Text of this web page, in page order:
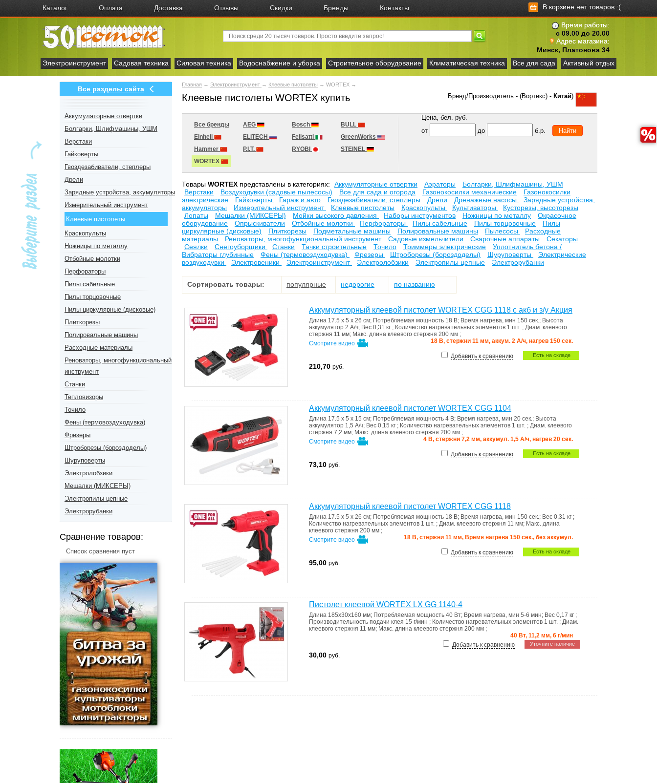
Каталог Оплата Доставка Отзывы Скидки Бренды Контакты В корзине нет товаров :(
Время работы:
с 09.00 до 20.00
Адрес магазина:
Минск, Платонова 34
Электроинструмент
Садовая техника Силовая техника Водоснабжение и уборка Строительное оборудование Климатическая техника Все для сада Активный отдых
Все разделы сайта
Аккумуляторные отвертки
Болгарки, Шлифмашины, УШМ
Верстаки
Гайковерты
Гвоздезабиватели, степлеры
Дрели
Зарядные устройства, аккумуляторы
Измерительный инструмент
Клеевые пистолеты
Краскопульты
Ножницы по металлу
Отбойные молотки
Перфораторы
Пилы сабельные
Пилы торцовочные
Пилы циркулярные (дисковые)
Плиткорезы
Полировальные машины
Расходные материалы
Реноваторы, многофункциональный
инструмент
Станки
Тепловизоры
Точило
Фены (термовоздуходувка)
Фрезеры
Штроборезы (бороздоделы)
Шуруповерты
Электролобзики
Мешалки (МИКСЕРЫ)
Электропилы цепные
Электрорубанки
Сравнение товаров:
Список сравнения пуст
Главная → Электроинструмент → Клеевые пистолеты → WORTEX →
Клеевые пистолеты WORTEX купить Бренд/Производитель - (Вортекс) - Китай)
Все бренды AEG Bosch
BULL
Einhell
ELITECH Felisatti
GreenWorks
Hammer
P.I.T. RYOBI
STEINEL
WORTEX
Цена, бел. руб.
от
до б.р.
Товары WORTEX представлены в категориях: Аккумуляторные отвертки Аэраторы
Болгарки, Шлифмашины, УШМ
Верстаки
Воздуходувки (садовые пылесосы) Все для сада и огорода Газонокосилки механические
Газонокосилки
электрические
Гайковерты Гараж и авто Гвоздезабиватели, степлеры Дрели Дренажные насосы
Зарядные устройства,
аккумуляторы
Измерительный инструмент Клеевые пистолеты Краскопульты Культиваторы
Кусторезы, высоторезы
Лопаты
Мешалки (МИКСЕРЫ) Мойки высокого давления Наборы инструментов Ножницы по металлу
Окрасочное
оборудование
Опрыскиватели Отбойные молотки Перфораторы Пилы сабельные Пилы торцовочные
Пилы
циркулярные (дисковые)
Плиткорезы Подметальные машины Полировальные машины Пылесосы
Расходные
материалы
Реноваторы, многофункциональный инструмент Садовые измельчители Сварочные аппараты
Секаторы
Сеялки
Снегоуборщики Станки Тачки строительные Точило Триммеры электрические
Уплотнитель бетона /
Вибраторы глубинные
Фены (термовоздуходувка) Фрезеры Штроборезы (бороздоделы) Шуруповерты
Электрические
воздуходувки
Электровеники Электроинструмент Электролобзики Электропилы цепные Электрорубанки
Сортировать товары: популярные недорогие по названию
Аккумуляторный клеевой пистолет WORTEX CGG 1118 с акб и з/у Акция
Длина 17.5 x 5 x 26 см; Потребляемая мощность 18 В; Время нагрева, мин 150 сек.; Высота
аккумулятор 2 А/ч; Вес 0,31 кг ; Количество нагревательных элементов 1 шт. ; Диам. клеевого
стержня 11 мм; Макс. длина клеевого стержня 200 мм ;
18 В, стержни 11 мм, аккум. 2 А/ч, нагрев 150 сек.
Смотрите видео
Есть на складе
Добавить к сравнению
210,70 руб.
Аккумуляторный клеевой пистолет WORTEX CGG 1104
Длина 17.5 x 5 x 15 см; Потребляемая мощность 4 В; Время нагрева, мин 20 сек.; Высота
аккумулятор 1,5 А/ч; Вес 0,15 кг ; Количество нагревательных элементов 1 шт. ; Диам. клеевого
стержня 7,2 мм; Макс. длина клеевого стержня 200 мм ;
4 В, стержни 7,2 мм, аккумул. 1,5 А/ч, нагрев 20 сек.
Смотрите видео
Есть на складе
Добавить к сравнению
73,10 руб.
Аккумуляторный клеевой пистолет WORTEX CGG 1118
Длина 17.5 x 5 x 26 см; Потребляемая мощность 18 В; Время нагрева, мин 150 сек.; Вес 0,31 кг ;
Количество нагревательных элементов 1 шт. ; Диам. клеевого стержня 11 мм; Макс. длина
клеевого стержня 200 мм ;
18 В, стержни 11 мм, Время нагрева 150 сек., без аккумул.
Смотрите видео
Есть на складе
Добавить к сравнению
95,00 руб.
Пистолет клеевой WORTEX LX GG 1140-4
Длина 185х30х160 мм; Потребляемая мощность 40 Вт; Время нагрева, мин 5-6 мин; Вес 0,17 кг ;
Производительность подачи клея 15 г/мин ; Количество нагревательных элементов 1 шт. ; Диам.
клеевого стержня 11 мм; Макс. длина клеевого стержня 200 мм ;
40 Вт, 11,2 мм, 6 г/мин
Уточните наличие
Добавить к сравнению
30,00 руб.